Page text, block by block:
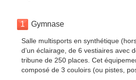
1 Gymnase
Salle multisports en synthétique
d’un éclairage, de 6 vestiaires avec
tribune de 250 places. Cet
composé de 3 couloirs (ou pistes,